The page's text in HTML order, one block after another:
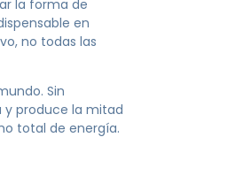
la forma de
en
no todas las
Sin
y produce la mitad
total de energía.